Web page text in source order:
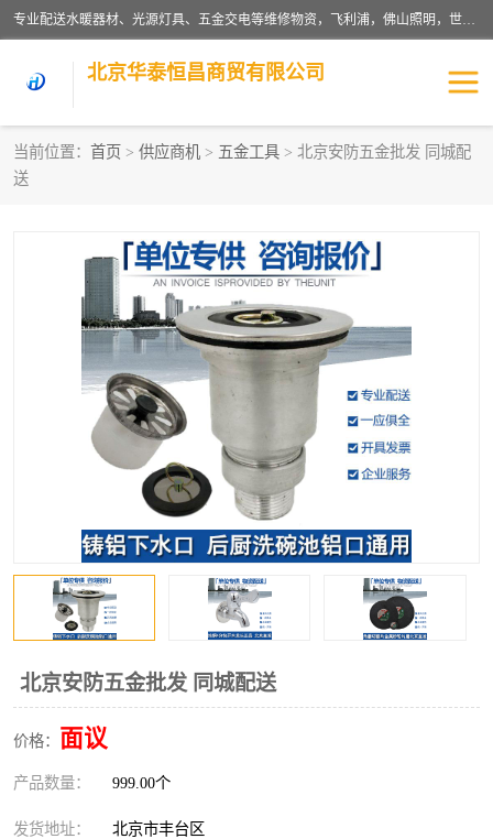
专业配送水暖器材、光源灯具、五金交电等维修物资，飞利浦，佛山照明，世达，博世，九牧，特陶等各产品涉及国内外知名品牌。公司专注与物业、学校、酒店、工厂等单位合作，提供一站式配送服务，降低客户综合成本。依托电子商务改变传统模式，以专业的团队为客户提供24H物资配送到达，货到月结、统一开票，便捷退换等服务，提高了企业的运营效率。
北京华泰恒昌商贸有限公司
当前位置： 首页 > 供应商机 > 五金工具 > 北京安防五金批发 同城配
送
北京安防五金批发 同城配送
价格： 面议
产品数量： 999.00个
发货地址： 北京市丰台区
涂料辅材